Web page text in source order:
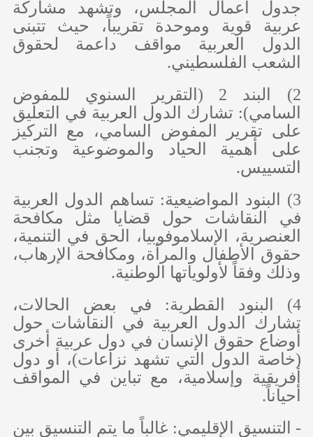
جدول أعمال المجلس، وتشهد مشاركة
عربية قوية وموحدة تقريباً، حيث تتبنى
الدول العربية مواقف داعمة لحقوق
الشعب الفلسطيني.
2) البند 2 (التقرير السنوي للمفوض
السامي): تشارك الدول العربية في التعليق
على تقرير المفوض السامي، مع التركيز
على أهمية الحياد والموضوعية وتجنب
التسييس.
3) البنود المواضيعية: تساهم الدول العربية
في النقاشات حول قضايا مثل مكافحة
العنصرية، الإسلاموفوبيا، الحق في التنمية،
حقوق الأطفال والمرأة، ومكافحة الإرهاب،
وذلك وفقاً لأولوياتها الوطنية.
4) البنود القطرية: في بعض الحالات،
تشارك الدول العربية في النقاشات حول
أوضاع حقوق الإنسان في دول عربية أخرى
(خاصة الدول التي تشهد نزاعات)، أو دول
أفريقية وإسلامية، مع تباين في المواقف
أحياناً.
- التنسيق الإقليمي: غالباً ما يتم التنسيق بين